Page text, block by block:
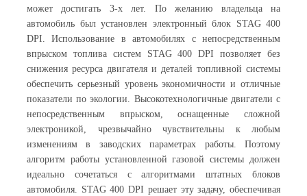
может достигать 3-х лет. По желанию владельца на
автомобиль был установлен электронный блок STAG 400
DPI. Использование в автомобилях с непосредственным
впрыском топлива систем STAG 400 DPI позволяет без
снижения ресурса двигателя и деталей топливной системы
обеспечить серьезный уровень экономичности и отличные
показатели по экологии. Высокотехнологичные двигатели с
непосредственным впрыском, оснащенные сложной
электроникой, чрезвычайно чувствительны к любым
изменениям в заводских параметрах работы. Поэтому
алгоритм работы установленной газовой системы должен
идеально сочетаться с алгоритмами штатных блоков
автомобиля. STAG 400 DPI решает эту задачу, обеспечивая